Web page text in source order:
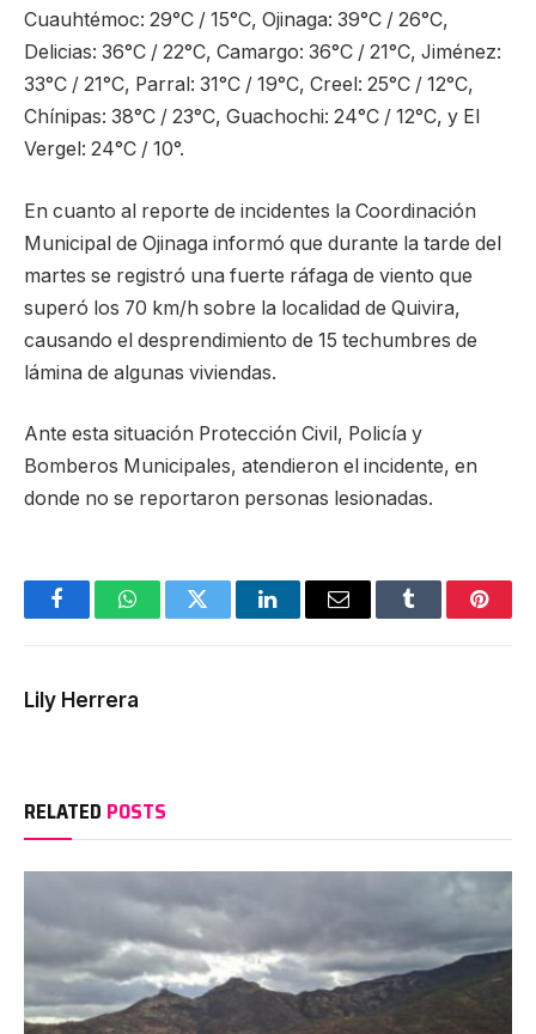
Cuauhtémoc: 29°C / 15°C, Ojinaga: 39°C / 26°C,
Delicias: 36°C / 22°C, Camargo: 36°C / 21°C, Jiménez:
33°C / 21°C, Parral: 31°C / 19°C, Creel: 25°C / 12°C,
Chínipas: 38°C / 23°C, Guachochi: 24°C / 12°C, y El
Vergel: 24°C / 10°.
En cuanto al reporte de incidentes la Coordinación
Municipal de Ojinaga informó que durante la tarde del
martes se registró una fuerte ráfaga de viento que
superó los 70 km/h sobre la localidad de Quivira,
causando el desprendimiento de 15 techumbres de
lámina de algunas viviendas.
Ante esta situación Protección Civil, Policía y
Bomberos Municipales, atendieron el incidente, en
donde no se reportaron personas lesionadas.
FacebookWhatsAppTwitter LinkedInEmail Tumblr
Lily Herrera
RELATED POSTS